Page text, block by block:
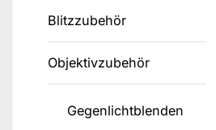
Blitzzubehör
Objektivzubehör
Gegenlichtblenden